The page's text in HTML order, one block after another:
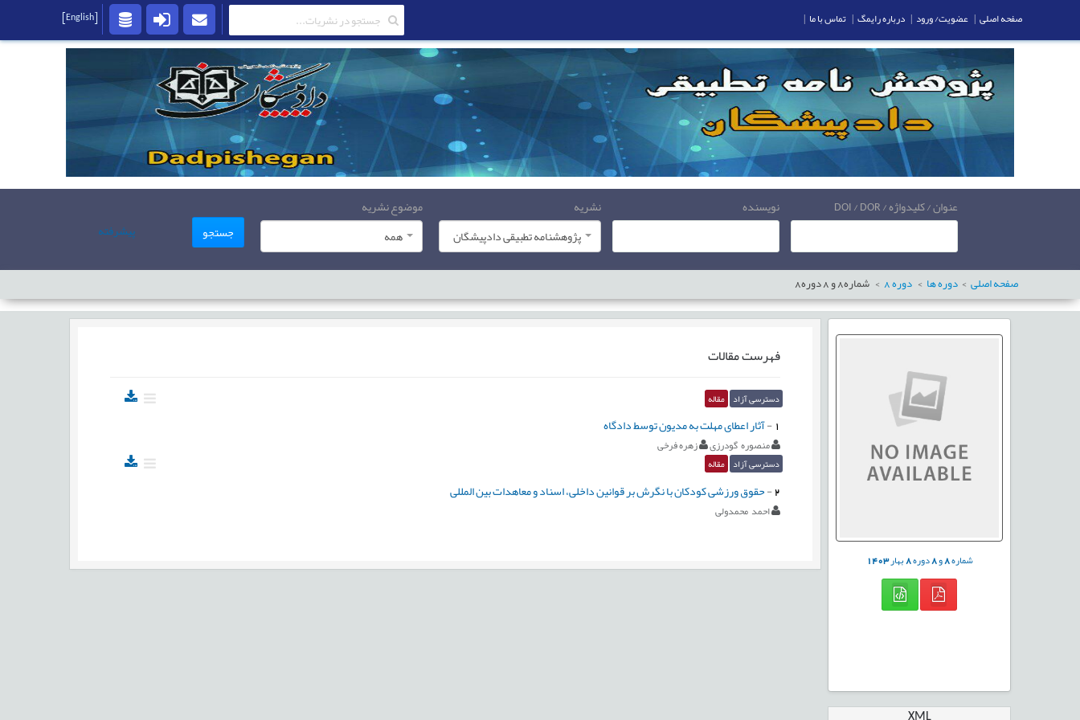
عنوان / کلیدواژه / DOI / DOR نویسنده
نشریه
پژوهشنامه تطبیقی دادپیشگان
موضوع نشریه
همه
جستجو پیشرفته
صفحه اصلی دوره ها دوره شماره8و8دوره8
شماره8و8دوره8بهار1403
فهرست مقالات
دسترسی آزاد مقاله
1
-آثار اعطای مهلت به مدیون توسط دادگاه
منصوره گودرزی زهره فرخی
دسترسی آزاد مقاله
2
-حقوق ورزشی کودکان با نگرش بر قوانین داخلی، اسناد و معاهدات بین المللی
احمد محمدولی
صفحه اصلی | عضویت/ ورود | درباره رایمگ | تماس با ما |
[English]